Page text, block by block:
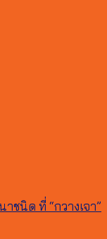
ชนิด ที่ “กวางเจา”